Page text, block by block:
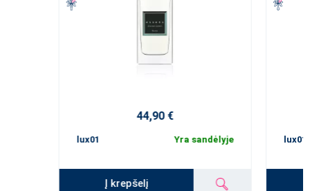
44,90 €
lux01 Yra sandėlyje
Į krepšelį